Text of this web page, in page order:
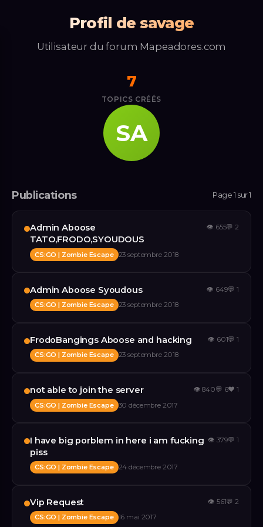
SA
Profil de savage
Utilisateur du forum Mapeadores.com
7
TOPICS CRÉÉS
Publications Page 1 sur 1
Admin Aboose
TATO,FRODO,SYOUDOUS
CS:GO | Zombie Escape 23 septembre 2018
👁 655💬2
Admin Aboose Syoudous
CS:GO | Zombie Escape 23 septembre 2018
👁 649💬1
FrodoBangings Aboose and hacking
CS:GO | Zombie Escape 23 septembre 2018
👁 601💬1
not able to join the server
CS:GO | Zombie Escape 30 décembre 2017
👁840💬 6❤️1
I have big porblem in here i am fucking
piss
CS:GO | Zombie Escape 24 décembre 2017
👁 379💬1
Vip Request
CS:GO | Zombie Escape 16 mai 2017
👁 561💬2